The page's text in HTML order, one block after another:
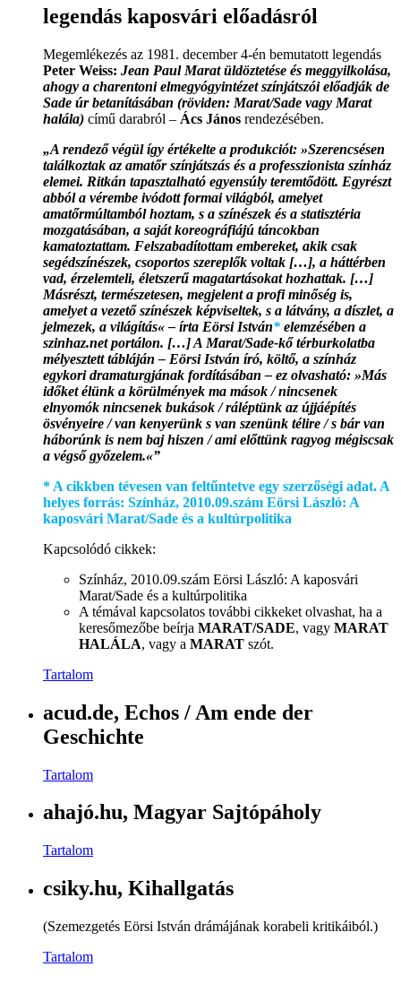
legendás kaposvári előadásról
Megemlékezés az 1981. december 4-én bemutatott legendás
Peter Weiss: Jean Paul Marat üldöztetése és meggyilkolása,
ahogy a charentoni elmegyógyintézet színjátszói előadják de
Sade úr betanításában (röviden: Marat/Sade vagy Marat
halála) című darabról – Ács János rendezésében.
„A rendező végül így értékelte a produkciót: »Szerencsésen
találkoztak az amatőr színjátszás és a professzionista színház
elemei. Ritkán tapasztalható egyensúly teremtődött. Egyrészt
abból a vérembe ivódott formai világból, amelyet
amatőrmúltamból hoztam, s a színészek és a statisztéria
mozgatásában, a saját koreográfiájú táncokban
kamatoztattam. Felszabadítottam embereket, akik csak
segédszínészek, csoportos szereplők voltak […], a háttérben
vad, érzelemteli, életszerű magatartásokat hozhattak. […]
Másrészt, természetesen, megjelent a profi minőség is,
amelyet a vezető színészek képviseltek, s a látvány, a díszlet, a
jelmezek, a világítás« – írta Eörsi István* elemzésében a
szinhaz.net portálon. […] A Marat/Sade-kő térburkolatba
mélyesztett tábláján – Eörsi István író, költő, a színház
egykori dramaturgjának fordításában – ez olvasható: »Más
időket élünk a körülmények ma mások / nincsenek
elnyomók nincsenek bukások / ráléptünk az újjáépítés
ösvényeire / van kenyerünk s van szenünk télire / s bár van
háborúnk is nem baj hiszen / ami előttünk ragyog mégiscsak
a végső győzelem.«”
* A cikkben tévesen van feltűntetve egy szerzőségi adat. A
helyes forrás: Színház, 2010.09.szám Eörsi László: A
kaposvári Marat/Sade és a kultúrpolitika
Kapcsolódó cikkek:
Színház, 2010.09.szám Eörsi László: A kaposvári
Marat/Sade és a kultúrpolitika
A témával kapcsolatos további cikkeket olvashat, ha a
keresőmezőbe beírja MARAT/SADE, vagy MARAT
HALÁLA, vagy a MARAT szót.
Tartalom
acud.de, Echos / Am ende der
Geschichte
Tartalom
ahajó.hu, Magyar Sajtópáholy
Tartalom
csiky.hu, Kihallgatás
(Szemezgetés Eörsi István drámájának korabeli kritikáiból.)
Tartalom